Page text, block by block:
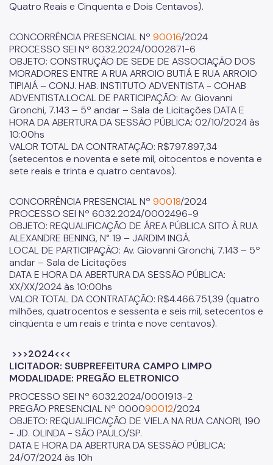
Quatro Reais e Cinquenta e Dois Centavos).
CONCORRÊNCIA PRESENCIAL Nº 90016/2024
PROCESSO SEI Nº 6032.2024/0002671-6
OBJETO: CONSTRUÇÃO DE SEDE DE ASSOCIAÇÃO DOS
MORADORES ENTRE A RUA ARROIO BUTIÁ E RUA ARROIO
TIPIAIÁ – CONJ. HAB. INSTITUTO ADVENTISTA - COHAB
ADVENTISTA.LOCAL DE PARTICIPAÇÃO: Av. Giovanni
Gronchi, 7.143 – 5º andar – Sala de Licitações DATA E
HORA DA ABERTURA DA SESSÃO PÚBLICA: 02/10/2024 às
10:00hs
VALOR TOTAL DA CONTRATAÇÃO: R$797.897,34
(setecentos e noventa e sete mil, oitocentos e noventa e
sete reais e trinta e quatro centavos).
CONCORRÊNCIA PRESENCIAL Nº 90018/2024
PROCESSO SEI Nº 6032.2024/0002496-9
OBJETO: REQUALIFICAÇÃO DE ÁREA PÚBLICA SITO À RUA
ALEXANDRE BENING, N° 19 – JARDIM INGÁ.
LOCAL DE PARTICIPAÇÃO: Av. Giovanni Gronchi, 7.143 – 5º
andar – Sala de Licitações
DATA E HORA DA ABERTURA DA SESSÃO PÚBLICA:
XX/XX/2024 às 10:00hs
VALOR TOTAL DA CONTRATAÇÃO: R$4.466.751,39 (quatro
milhões, quatrocentos e sessenta e seis mil, setecentos e
cinqüenta e um reais e trinta e nove centavos).
>>>2024<<<
LICITADOR: SUBPREFEITURA CAMPO LIMPO
MODALIDADE: PREGÃO ELETRONICO
PROCESSO SEI Nº 6032.2024/0001913-2
PREGÃO PRESENCIAL Nº 000090012/2024
OBJETO: REQUALIFICAÇÃO DE VIELA NA RUA CANORI, 190
- JD. OLINDA - SÃO PAULO/SP.
DATA E HORA DA ABERTURA DA SESSÃO PÚBLICA:
24/07/2024 às 10h